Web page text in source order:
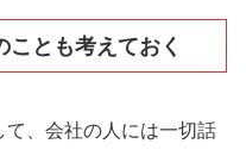
とも考えておく
、会社の人には一切話